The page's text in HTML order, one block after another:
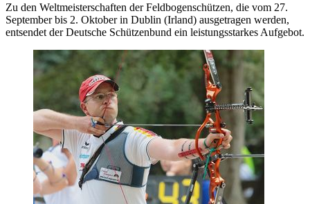
Zu den Weltmeisterschaften der Feldbogenschützen, die vom 27.
September bis 2. Oktober in Dublin (Irland) ausgetragen werden,
entsendet der Deutsche Schützenbund ein leistungsstarkes Aufgebot.